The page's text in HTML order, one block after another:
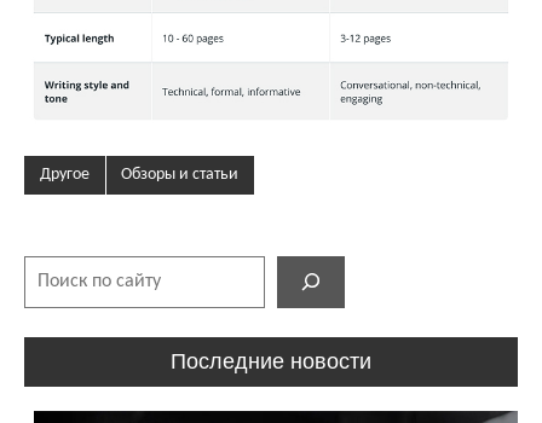
Другое Обзоры и статьи
Последние новости